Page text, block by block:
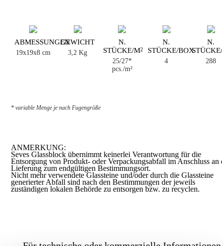
ABMESSUNGEN
19x19x8 cm
GEWICHT
3,2 Kg
N.
STÜCKE/M2
25/27*
pcs./m²
N.
STÜCKE/BOX
4
N.
288
* variable Menge je nach Fugengröße
ANMERKUNG:
Seves Glassblock übernimmt keinerlei Verantwortung für die
Entsorgung von Produkt- oder Verpackungsabfall im Anschluss an
Lieferung zum endgültigen Bestimmungsort.
Nicht mehr verwendete Glassteine und/oder durch die Glassteine
generierter Abfall sind nach den Bestimmungen der jeweils
zuständigen lokalen Behörde zu entsorgen bzw. zu recyclen.